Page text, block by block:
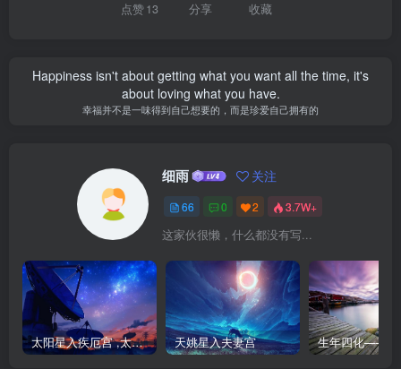
点赞13 分享 收藏
Happiness isn't about getting what you want all the time, it's
about loving what you have.
幸福并不是一味得到自己想要的，而是珍爱自己拥有的
细雨 关注
66 0 2 3.7W+
这家伙很懒，什么都没有写...
太阳星入疾厄宫 ,太阳星在疾厄宫 天姚星入夫妻宫